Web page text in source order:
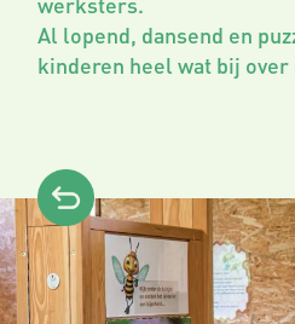
Al lopend, dansend en
kinderen heel wat bij over